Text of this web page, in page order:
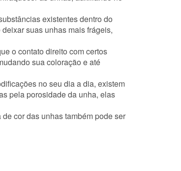
existentes dentro do
suas unhas mais frágeis,
o contato direito com certos
sua coloração e até
no seu dia a dia, existem
pela porosidade da unha, elas
cor das unhas também pode ser